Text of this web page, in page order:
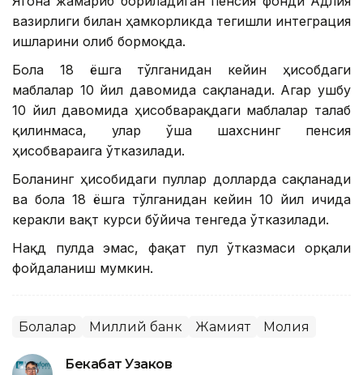
вазирлиги билан ҳамкорликда тегишли интеграция
ишларини олиб бормоқда.
Бола 18 ёшга тўлганидан кейин ҳисобдаги
маблағлар 10 йил давомида сақланади. Агар ушбу
10 йил давомида ҳисобварақдаги маблағлар талаб
қилинмаса, улар ўша шахснинг пенсия
ҳисобварағига ўтказилади.
Боланинг ҳисобидаги пуллар долларда сақланади
ва бола 18 ёшга тўлганидан кейин 10 йил ичида
керакли вақт курси бўйича тенгеда ўтказилади.
Нақд пулда эмас, фақат пул ўтказмаси орқали
фойдаланиш мумкин.
Болалар Миллий банк Жамият Молия
Бекабат Узаков